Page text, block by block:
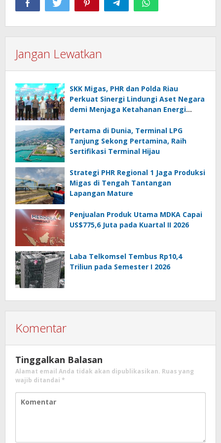
Jangan Lewatkan
SKK Migas, PHR dan Polda Riau
Perkuat Sinergi Lindungi Aset Negara
demi Menjaga Ketahanan Energi
Pertama di Dunia, Terminal LPG
Tanjung Sekong Pertamina, Raih
Sertifikasi Terminal Hijau
Strategi PHR Regional 1 Jaga Produksi
Migas di Tengah Tantangan
Lapangan Mature
Penjualan Produk Utama MDKA Capai
US$775,6 Juta pada Kuartal II 2026
Laba Telkomsel Tembus Rp10,4
Triliun pada Semester I 2026
Komentar
Tinggalkan Balasan
Alamat email Anda tidak akan dipublikasikan. Ruas yang
wajib ditandai *